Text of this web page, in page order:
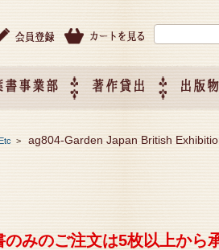
書事業部
について
著作貸出 出版物
> ag804-Garden Japan British
のみのご注文は5枚以上から